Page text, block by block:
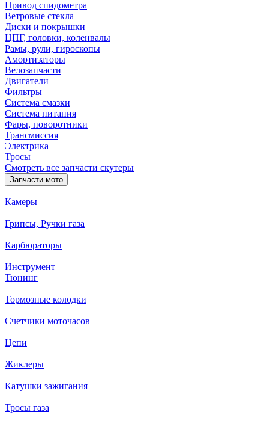
Привод спидометра
Ветровые стекла
Диски и покрышки
ЦПГ, головки, коленвалы
Рамы, рули, гироскопы
Амортизаторы
Велозапчасти
Двигатели
Фильтры
Система смазки
Система питания
Фары, поворотники
Трансмиссия
Электрика
Тросы
Смотреть все запчасти скутеры
Запчасти мото
Камеры
Грипсы, Ручки газа
Карбюраторы
Инструмент
Тюнинг
Тормозные колодки
Счетчики моточасов
Цепи
Жиклеры
Катушки зажигания
Тросы газа